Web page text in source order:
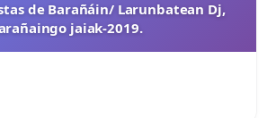
de Barañáin/ Larunbatean Dj,
jaiak-2019.